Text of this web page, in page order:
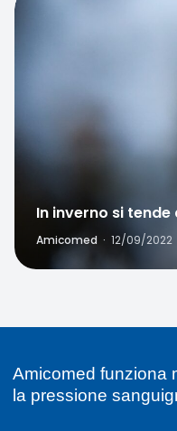
In inverno si
Amicomed · 12/09/2022
Amicomed funziona
la pressione